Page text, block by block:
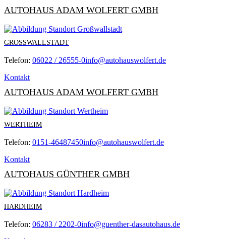
AUTOHAUS ADAM WOLFERT GMBH
GROSSWALLSTADT
Telefon: 06022 / 26555-0info@autohauswolfert.de
Kontakt
AUTOHAUS ADAM WOLFERT GMBH
WERTHEIM
Telefon: 0151-46487450info@autohauswolfert.de
Kontakt
AUTOHAUS GÜNTHER GMBH
HARDHEIM
Telefon: 06283 / 2202-0info@guenther-dasautohaus.de